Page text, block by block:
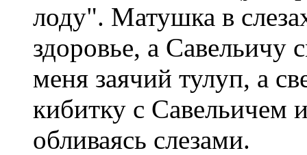
лоду". Матушка в
здоровье, а Савельичу
меня заячий тулуп, а
кибитку с Савельичем
обливаясь слезами.